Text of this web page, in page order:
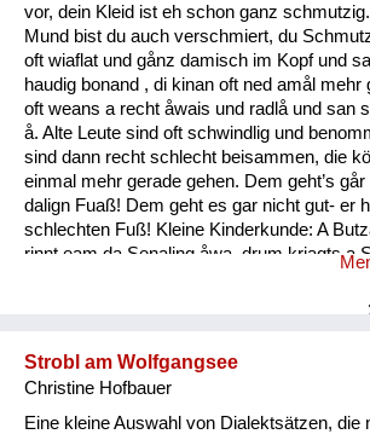
vor, dein Kleid ist eh schon ganz
Mund bist du auch verschmiert, du
oft wiaflat und gånz damisch im Kopf und
haudig bonand , di kinan oft ned amål mehr
oft weans a recht åwais und radlå und san
å. Alte Leute sind oft schwindlig und
sind dann recht schlecht beisammen, die
einmal mehr gerade gehen. Dem geht’s
dalign Fuaß! Dem geht es gar nicht gut- er
schlechten Fuß! Kleine Kinderkunde: A
rinnt eam da Senaling åwa, drum kriagts a
is a oft råmig um an Mund. Ein Baby
Strobl am Wolfgangsee
Christine Hofbauer
Eine kleine Auswahl von Dialektsätzen, die